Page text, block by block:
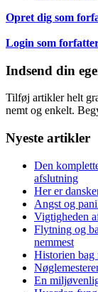
Opret dig som
Login som
Indsend din
Tilføj artikler helt
nemt og enkelt.
Nyeste artikler
Den
afslutning
Her er
Angst og
Vigtigheden
Flytning og
nemmest
Historien bag
En